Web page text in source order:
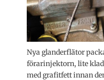
Nya glanderflätor
förarinjektorn, lite
med grafitfett innan